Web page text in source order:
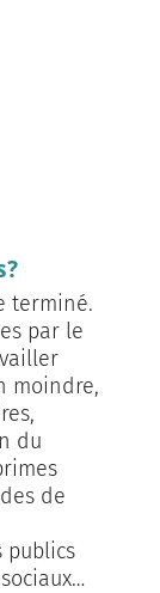
terminé.
par le
moindre,
du
de
publics